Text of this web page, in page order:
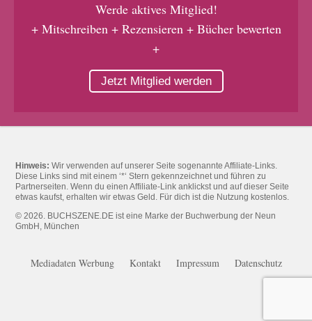
Werde aktives Mitglied!
+ Mitschreiben + Rezensieren + Bücher bewerten
+
Jetzt Mitglied werden
Hinweis: Wir verwenden auf unserer Seite sogenannte Affiliate-Links.
Diese Links sind mit einem ‘*‘ Stern gekennzeichnet und führen zu
Partnerseiten. Wenn du einen Affiliate-Link anklickst und auf dieser Seite
etwas kaufst, erhalten wir etwas Geld. Für dich ist die Nutzung kostenlos.
© 2026. BUCHSZENE.DE ist eine Marke der Buchwerbung der Neun
GmbH, München
Mediadaten Werbung Kontakt Impressum Datenschutz